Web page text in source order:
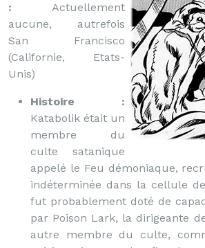
: Actuellement
aucune, autrefois
San Francisco
(Californie, Etats-
Unis)
Histoire :
Katabolik était un
membre du
culte satanique
appelé le Feu démoniaque,
indéterminée dans la cellule
fut probablement doté de
par Poison Lark, la dirigeante
autre membre du culte,